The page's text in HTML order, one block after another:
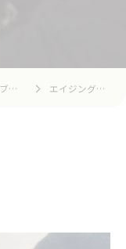
ブログ エイジングケア